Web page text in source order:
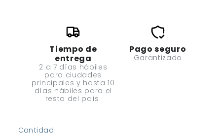
Tiempo de
entrega
2 a 7 días hábiles
para ciudades
principales y hasta 10
días hábiles para el
resto del país.
Pago seguro
Garantizado
Cantidad
Cantidad